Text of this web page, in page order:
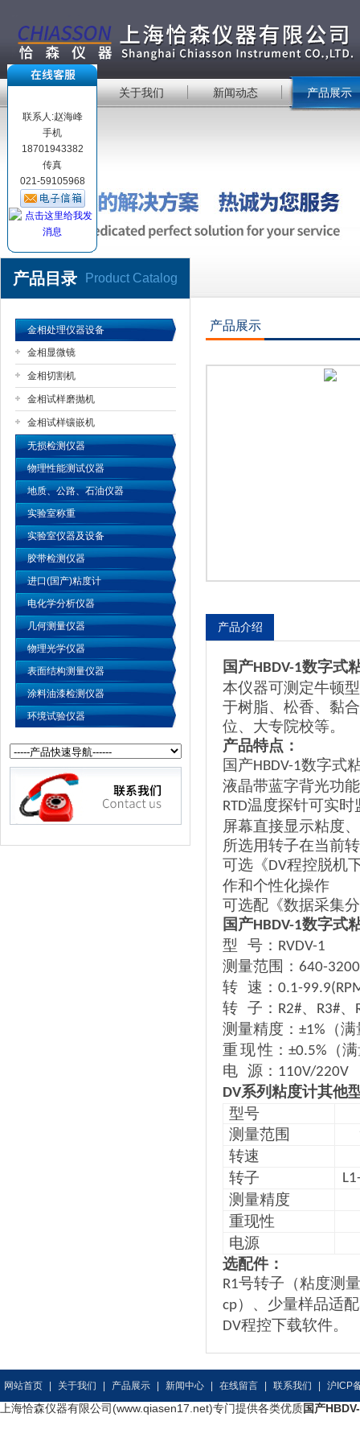
公司名称
关于我们 新闻动态 产品展示
产品目录 Product Catalog
金相处理仪器设备
金相显微镜
金相切割机
金相试样磨抛机
金相试样镶嵌机
无损检测仪器
物理性能测试仪器
地质、公路、石油仪器
实验室称重
实验室仪器及设备
胶带检测仪器
进口(国产)粘度计
电化学分析仪器
几何测量仪器
物理光学仪器
表面结构测量仪器
涂料油漆检测仪器
环境试验仪器
产品展示
产品介绍
国产HBDV-1数字式
本仪器可测定牛顿
于树脂、松香、黏
位、大专院校等。
产品特点：
国产HBDV-1数字式
液晶带蓝字背光功
RTD温度探针可实时
屏幕直接显示粘度
所选用转子在当前
可选《DV程控脱机
作和个性化操作
可选配《数据采集
国产HBDV-1数字式
型
号： RVDV-1
测量范围： 640-
转 速： 0.1-
转 子： R2#、 R3#、
测量精度： ±1%
（
重现性： ±0.5%
（
电 源： 110V/220V
DV系列粘度计其他
型号
测量范围
转速
转子
测量精度
重现性
电源
选配件：
R1号转子（粘度测
cp）、少量样品适
DV程控下载软件。
网站首页 关于我们 产品展示 新闻中心 在线留言 联系我们 沪ICP
上海恰森仪器有限公司(www.qiasen17.net)专门提供各类优质国产
联系人:赵海峰
手机
18701943382
传真
021-59105968